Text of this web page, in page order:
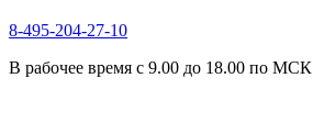
8-495-204-27-10
В рабочее время с 9.00 до 18.00 по МСК